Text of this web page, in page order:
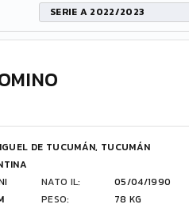
SERIE A 2022/2023
DE TUCUMÁN, TUCUMÁN
NATO IL:
05/04/1990
PESO: 78 KG